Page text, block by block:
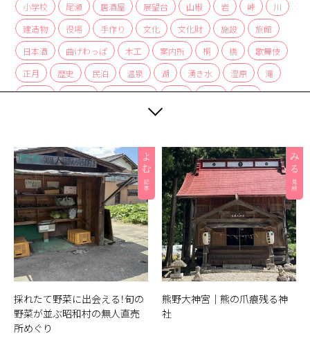
小学校
尾瀬 居酒屋 展望台 山椒 岩 峠
川
建造物
役場 手作り 文化 文化財 施設
旅館
日本酒
曲げわっぱ 木工 案内所 桐 橋
歌舞伎
正月
歴史 民泊 温泉 湖 湧き水 湿原
滝
炭酸水
炭酸泉 無人販売所 着物 神社
紅茶
編み組み細工
観光案内所
観光物産協会 豆腐 赤カボチャ
足湯
道の駅
郵便局 重要文化財 野菜 釣り
銀行
集落
雑貨 霧幻峡 霧幻峡の渡し 風景
食堂
飲食店
餅
採れたて野菜に出会える！旬の
野菜が並ぶ昭和村の無人直売
所めぐり
熊野大神宮｜熊の爪痕残る神
社